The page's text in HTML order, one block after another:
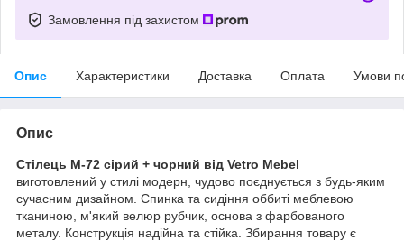
Замовлення під захистом
Опис Характеристики Доставка Оплата Умови
Опис
Стілець М-72 сірий + чорний від Vetro Mebel
виготовлений у стилі модерн, чудово поєднується з будь-яким
сучасним дизайном. Спинка та сидіння оббиті меблевою
тканиною, м'який велюр рубчик, основа з фарбованого
металу. Конструкція надійна та стійка. Збирання товару є